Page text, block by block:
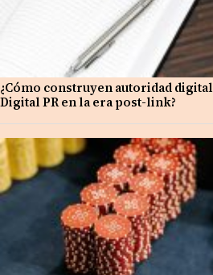
¿Cómo construyen autoridad
Digital PR en la era post-link?